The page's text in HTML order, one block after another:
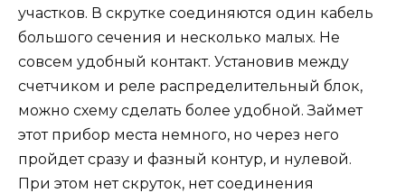
участков. В скрутке соединяются один кабель
большого сечения и несколько малых. Не
совсем удобный контакт. Установив между
счетчиком и реле распределительный блок,
можно схему сделать более удобной. Займет
этот прибор места немного, но через него
пройдет сразу и фазный контур, и нулевой.
При этом нет скруток, нет соединения